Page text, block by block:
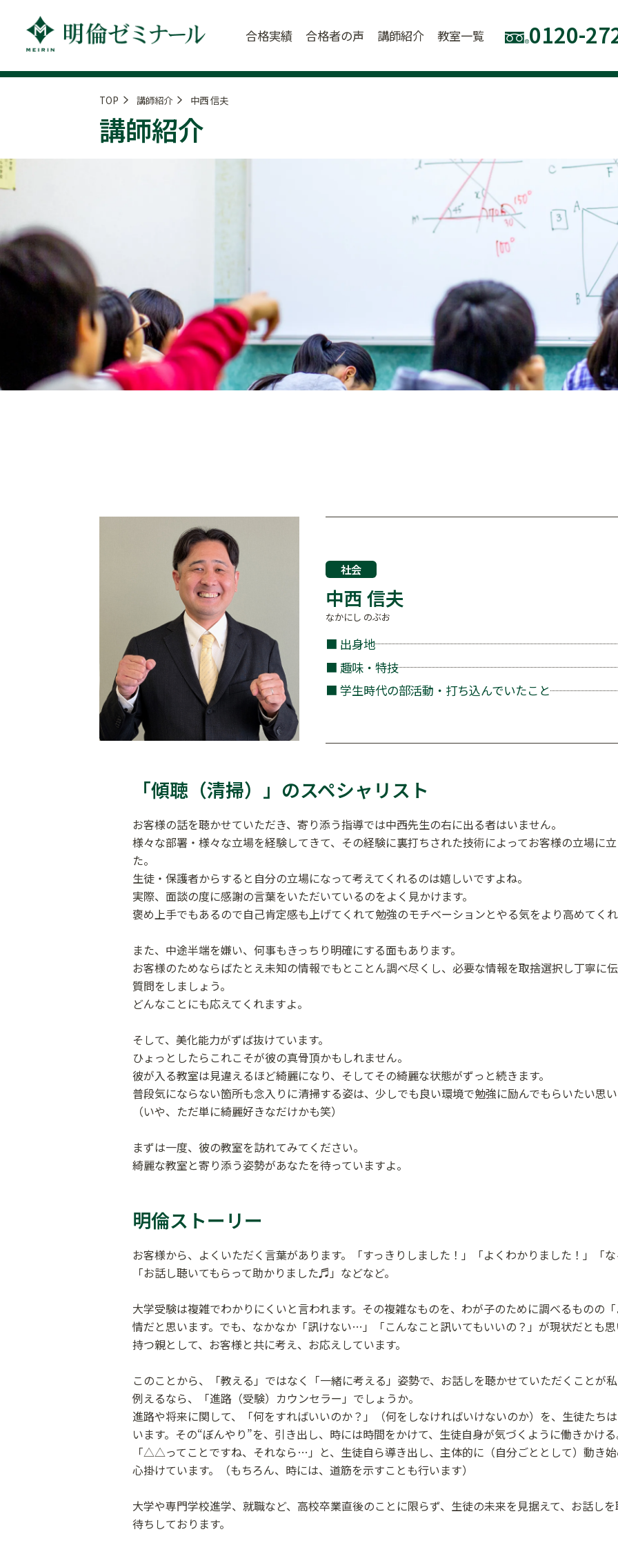
合格実績 合格者の声 講師紹介 教室一覧 0120-
TOP 講師紹介 中西 信夫
講師紹介
社会
中西 信夫
なかにし のぶお
■ 出身地
■ 趣味・特技
■ 学生時代の部活動・打ち込んでいたこと
「傾聴（清掃）」のスペシャリスト
お客様の話を聴かせていただき、寄り添う指導では中西先生の右に出る者はいません。
様々な部署・様々な立場を経験してきて、その経験に裏打ちされた技術によってお客様の立場に
た。
生徒・保護者からすると自分の立場になって考えてくれるのは嬉しいですよね。
実際、面談の度に感謝の言葉をいただいているのをよく見かけます。
褒め上手でもあるので自己肯定感も上げてくれて勉強のモチベーションとやる気をより高めてく
また、中途半端を嫌い、何事もきっちり明確にする面もあります。
お客様のためならばたとえ未知の情報でもとことん調べ尽くし、必要な情報を取捨選択し丁寧に
質問をしましょう。
どんなことにも応えてくれますよ。
そして、美化能力がずば抜けています。
ひょっとしたらこれこそが彼の真骨頂かもしれません。
彼が入る教室は見違えるほど綺麗になり、そしてその綺麗な状態がずっと続きます。
普段気にならない箇所も念入りに清掃する姿は、少しでも良い環境で勉強に励んでもらいたい思
（いや、ただ単に綺麗好きなだけかも笑）
まずは一度、彼の教室を訪れてみてください。
綺麗な教室と寄り添う姿勢があなたを待っていますよ。
明倫ストーリー
お客様から、よくいただく言葉があります。「すっきりしました！」「よくわかりました！」「
「お話し聴いてもらって助かりました♬」などなど。
大学受験は複雑でわかりにくいと言われます。その複雑なものを、わが子のために調べるものの
情だと思います。でも、なかなか「訊けない…」「こんなこと訊いてもいいの？」が現状だとも
持つ親として、お客様と共に考え、お応えしています。
このことから、「教える」ではなく「一緒に考える」姿勢で、お話しを聴かせていただくことが
例えるなら、「進路（受験）カウンセラー」でしょうか。
進路や将来に関して、「何をすればいいのか？」（何をしなければいけないのか）を、生徒たち
います。その“ぼんやり”を、引き出し、時には時間をかけて、生徒自身が気づくように働きかけ
「△△ってことですね、それなら…」と、生徒自ら導き出し、主体的に（自分ごととして）動き
心掛けています。（もちろん、時には、道筋を示すことも行います）
大学や専門学校進学、就職など、高校卒業直後のことに限らず、生徒の未来を見据えて、お話し
待ちしております。